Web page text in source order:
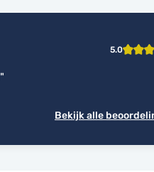
5.0
"
Bekijk alle